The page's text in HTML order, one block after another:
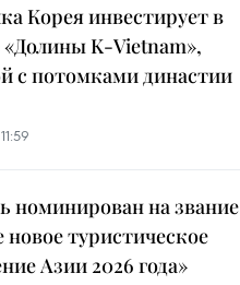
Корея инвестирует в
«Долины K-Vietnam»,
с потомками династии
номинирован на звание
новое туристическое
Азии 2026 года»